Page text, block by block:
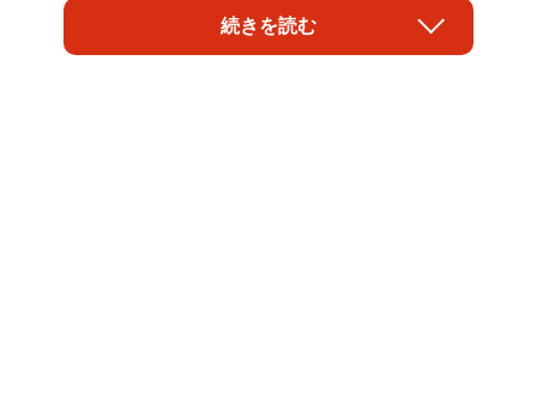
等身大の作品は「ありのままの標準体形」の魅力を打ち出
し、大きな共感を呼びました。
続きを読む